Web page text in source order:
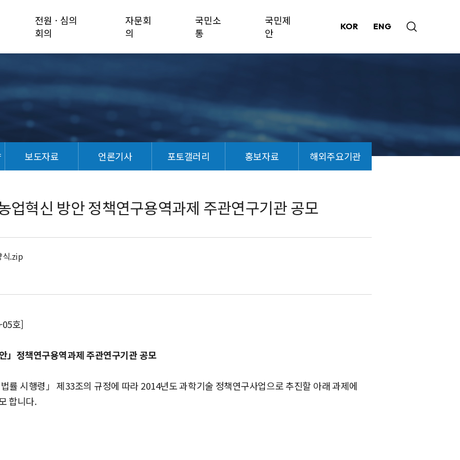
전원 · 심의
회의
자문회
의
국민소
통
국민제
안
KOR ENG
보도자료 언론기사 포토갤러리 홍보자료 해외주요기관
업혁신 방안 정책연구용역과제 주관연구기관 공모
식.zip
호]
」정책연구용역과제 주관연구기관 공모
률 시행령」 제33조의 규정에 따라 2014년도 과학기술 정책연구사업으로 추진할 아래 과제에
합니다.